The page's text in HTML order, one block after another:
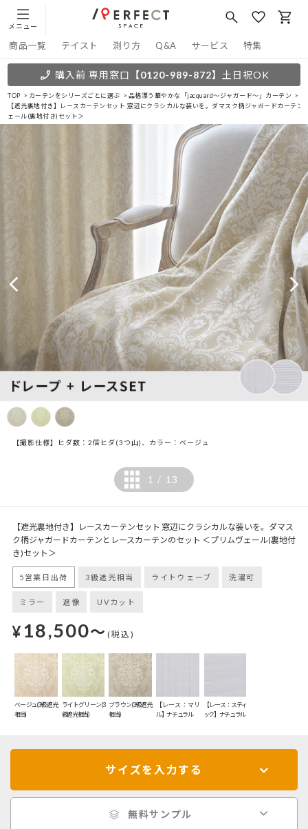
メニュー
商品一覧 テイスト 測り方 Q&A サービス 特集
購入前 専用窓口 【0120-989-872】 土日祝OK
TOP カーテンをシリーズごとに選ぶ
品格漂う華やかな「jacquard～ジャガード～」カーテン
【遮光裏地付き】レースカーテンセット 窓辺にクラシカルな装いを。ダマスク柄ジャガードカーテン
ェール(裏地付き)セット＞
【撮影仕様】ヒダ数：2倍ヒダ(3つ山)、カラー：ベージュ
1 / 13
【遮光裏地付き】レースカーテンセット 窓辺にクラシカルな装いを。ダマス
ク柄ジャガードカーテンとレースカーテンのセット ＜プリムヴェール(裏地付
き)セット＞
5営業日出荷 3級遮光相当 ライトウェーブ 洗濯可
ミラー 遮像 UVカット
¥18,500～ (税込)
ベージュ(3級遮光
相当)
ライトグリーン(3
級遮光相当)
ブラウン(3級遮光
相当)
【レース：マリ
ル】ナチュラル
【レース：スティ
ック】ナチュラル
サイズを入力する
無料サンプル